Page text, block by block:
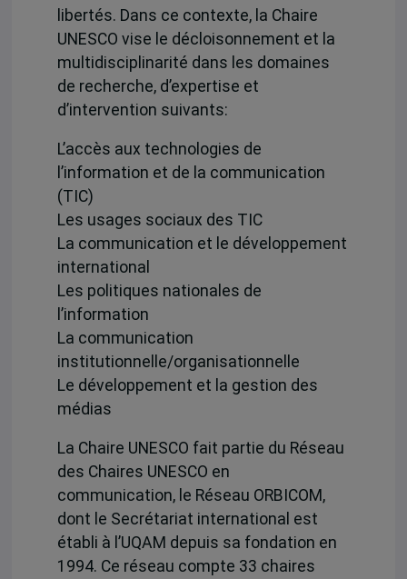
libertés. Dans ce contexte, la Chaire
UNESCO vise le décloisonnement et la
multidisciplinarité dans les domaines
de recherche, d’expertise et
d’intervention suivants:
L’accès aux technologies de
l’information et de la communication
(TIC)
Les usages sociaux des TIC
La communication et le développement
international
Les politiques nationales de
l’information
La communication
institutionnelle/organisationnelle
Le développement et la gestion des
médias
La Chaire UNESCO fait partie du Réseau
des Chaires UNESCO en
communication, le Réseau ORBICOM,
dont le Secrétariat international est
établi à l’UQAM depuis sa fondation en
1994. Ce réseau compte 33 chaires